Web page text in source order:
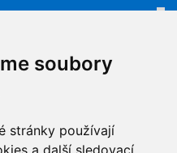
soubory
stránky používají
a další sledovací